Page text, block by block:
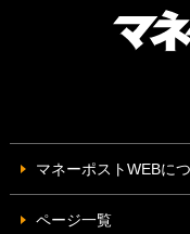
マネーポストWEBに
ページ一覧